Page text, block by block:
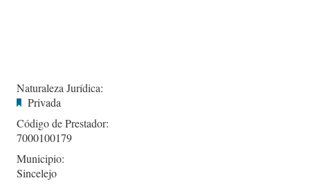
Naturaleza Jurídica:
Privada
Código de Prestador:
7000100179
Municipio:
Sincelejo